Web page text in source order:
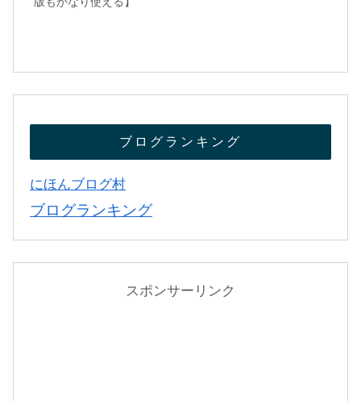
ブログランキング
にほんブログ村
ブログランキング
スポンサーリンク